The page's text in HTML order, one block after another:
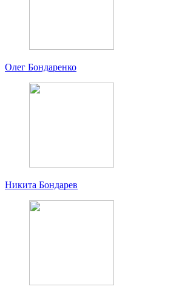
Олег Бондаренко
Никита Бондарев